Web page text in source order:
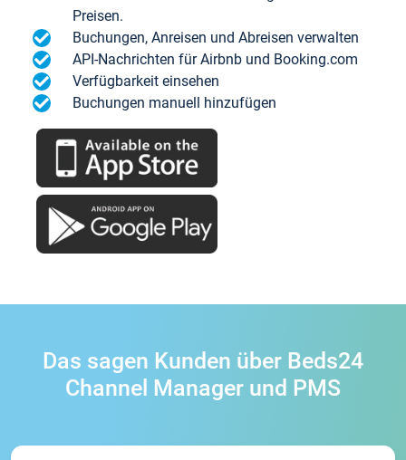
Preisen.
Buchungen, Anreisen und Abreisen verwalten
API-Nachrichten für Airbnb und Booking.com
Verfügbarkeit einsehen
Buchungen manuell hinzufügen
Das sagen Kunden über Beds24
Channel Manager und PMS